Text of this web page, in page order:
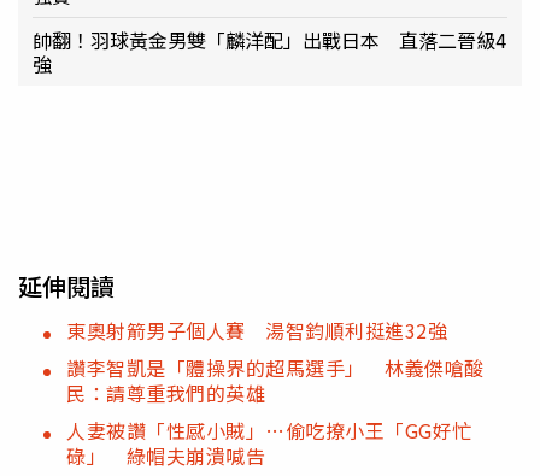
帥翻！羽球黃金男雙「麟洋配」出戰日本 直落二晉級4
強
延伸閱讀
東奧射箭男子個人賽 湯智鈞順利挺進32強
讚李智凱是「體操界的超馬選手」 林義傑嗆酸
民：請尊重我們的英雄
人妻被讚「性感小賊」…偷吃撩小王「GG好忙
碌」 綠帽夫崩潰喊告